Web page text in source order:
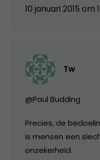
10 januari 2015 om
Tw
@Paul Budding
Precies, de
is mensen een
onzekerheid.